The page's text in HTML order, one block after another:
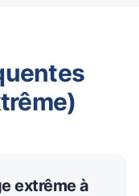
extrême à